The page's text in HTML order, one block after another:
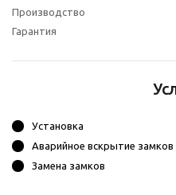
Производство
Гарантия
Установка
Аварийное вскрытие замков
Замена замков